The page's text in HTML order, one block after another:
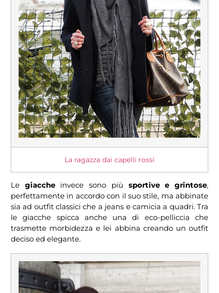
La ragazza dai capelli rossi
Le giacche invece sono più sportive e grintose,
perfettamente in accordo con il suo stile, ma abbinate
sia ad outfit classici che a jeans e camicia a quadri. Tra
le giacche spicca anche una di eco-pelliccia che
trasmette morbidezza e lei abbina creando un outfit
deciso ed elegante.